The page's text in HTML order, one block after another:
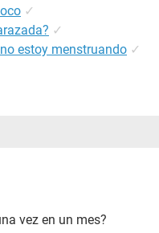
✓
✓
estoy menstruando ✓
vez en un mes?